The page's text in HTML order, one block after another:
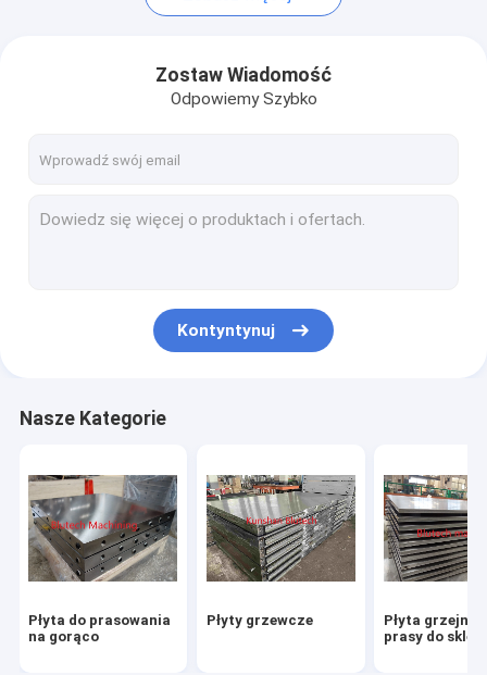
Elektryczne podgrzewane płyty
Stalowa płyta prasowa
Płyta metalowa
Spawana rama CNC
Zostaw Wiadomość
Odpowiemy Szybko
Kontyntynuj
Nasze Kategorie
Płyta do prasowania
na gorąco
Płyty grzewcze
Płyta grzejna
prasy do